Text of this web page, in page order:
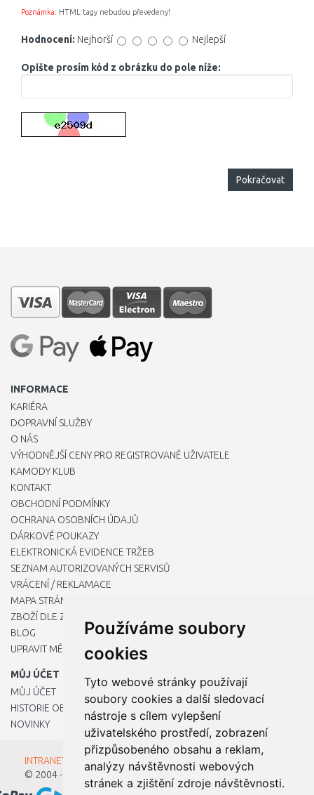
Používáme soubory
cookies
Tyto webové stránky používají
soubory cookies a další sledovací
nástroje s cílem vylepšení
uživatelského prostředí, zobrazení
přizpůsobeného obsahu a reklam,
analýzy návštěvnosti webových
stránek a zjištění zdroje návštěvnosti.
Poznámka: HTML tagy nebudou převedeny!
Hodnocení: Nejhorší Nejlepší
Opište prosím kód z obrázku do pole níže:
Pokračovat
INFORMACE
KARIÉRA
DOPRAVNÍ SLUŽBY
O NÁS
VÝHODNĚJŠÍ CENY PRO REGISTROVANÉ UŽIVATELE
KAMODY KLUB
KONTAKT
OBCHODNÍ PODMÍNKY
OCHRANA OSOBNÍCH ÚDAJŮ
DÁRKOVÉ POUKAZY
ELEKTRONICKÁ EVIDENCE TRŽEB
SEZNAM AUTORIZOVANÝCH SERVISŮ
VRÁCENÍ / REKLAMACE
MAPA STRÁNKY
ZBOŽÍ DLE ZNAČEK
BLOG
UPRAVIT MÉ PŘEDVOLBY COOKIES
MŮJ ÚČET
MŮJ ÚČET
HISTORIE OBJEDNÁVEK
NOVINKY
INTRANET - Přihlášení pro zaměstnance
© 2004 - 2026Kamody s.r.o.